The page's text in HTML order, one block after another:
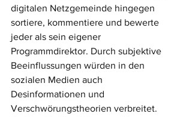
digitalen Netzgemeinde hingegen
sortiere, kommentiere und bewerte
jeder als sein eigener
Programmdirektor. Durch subjektive
Beeinflussungen würden in den
sozialen Medien auch
Desinformationen und
Verschwörungstheorien verbreitet.